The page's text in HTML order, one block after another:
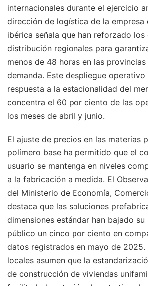
internacionales durante el ejercicio
dirección de logística de la empresa
ibérica señala que han reforzado los
distribución regionales para
menos de 48 horas en las
demanda. Este despliegue operativo
respuesta a la estacionalidad del
concentra el 60 por ciento de las
los meses de abril y junio.
El ajuste de precios en las materias
polímero base ha permitido que el
usuario se mantenga en niveles
a la fabricación a medida. El
del Ministerio de Economía,
destaca que las soluciones
dimensiones estándar han bajado
público un cinco por ciento en
datos registrados en mayo de
locales asumen que la
de construcción de viviendas